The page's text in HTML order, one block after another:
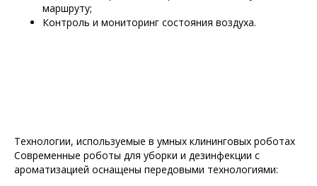
маршруту;
Контроль и мониторинг состояния воздуха.
Технологии, используемые в умных клининговых роботах
Современные роботы для уборки и дезинфекции с
ароматизацией оснащены передовыми технологиями: